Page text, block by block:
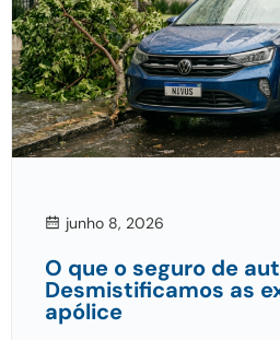
junho 8, 2026
O que o seguro de
Desmistificamos as
apólice